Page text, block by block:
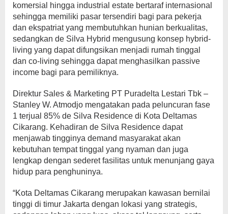
komersial hingga industrial estate bertaraf internasional
sehingga memiliki pasar tersendiri bagi para pekerja
dan ekspatriat yang membutuhkan hunian berkualitas,
sedangkan de Silva Hybrid mengusung konsep hybrid-
living yang dapat difungsikan menjadi rumah tinggal
dan co-living sehingga dapat menghasilkan passive
income bagi para pemiliknya.
Direktur Sales & Marketing PT Puradelta Lestari Tbk –
Stanley W. Atmodjo mengatakan pada peluncuran fase
1 terjual 85% de Silva Residence di Kota Deltamas
Cikarang. Kehadiran de Silva Residence dapat
menjawab tingginya demand masyarakat akan
kebutuhan tempat tinggal yang nyaman dan juga
lengkap dengan sederet fasilitas untuk menunjang gaya
hidup para penghuninya.
“Kota Deltamas Cikarang merupakan kawasan bernilai
tinggi di timur Jakarta dengan lokasi yang strategis,